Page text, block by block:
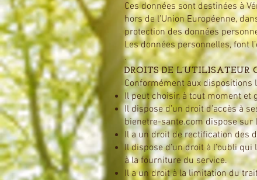
Ces données sont destinées à
hors de l’Union Européenne,
protection des données
Les données personnelles, font
.
DROITS DE
Conformément aux dispositions
Il peut choisir, à tout moment et
Il dispose d’un droit d’accès à
bienetre-sante.comdispose sur
Il a un droit de rectification des
Il dispose d’un droit à l’oubli
à la fourniture du service.
Il a un droit à la limitation du